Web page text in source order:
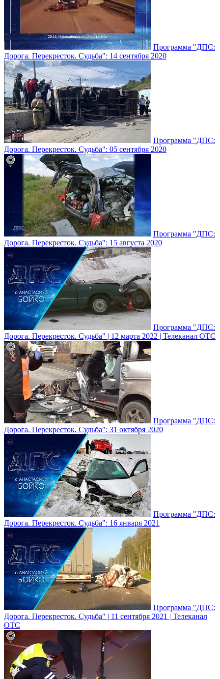
Программа "ДПС:
Дорога. Перекресток. Судьба": 14 сентября 2020
Программа "ДПС:
Дорога. Перекресток. Судьба": 05 сентября 2020
Программа "ДПС:
Дорога. Перекресток. Судьба": 15 августа 2020
Программа "ДПС:
Дорога. Перекресток. Судьба" | 12 марта 2022 | Телеканал ОТС
Программа "ДПС:
Дорога. Перекресток. Судьба": 31 октября 2020
Программа "ДПС:
Дорога. Перекресток. Судьба": 16 января 2021
Программа "ДПС:
Дорога. Перекресток. Судьба" | 11 сентября 2021 | Телеканал
ОТС